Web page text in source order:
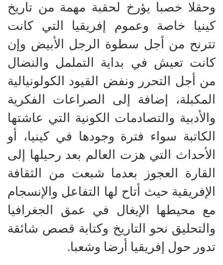
وحقلا خصبا يؤرخ لحقبة مهمة من تاريخ
كينيا خاصة وعموم إفريقيا التي كانت
تترنح من أجل سطوة الرجل الأبيض وإن
كانت تعيش في بداية التململ والنضال
من أجل التحرر ونفض القيود الكولونيالية
المكبلة، إضافة إلى الصراعات الفكرية
والأدبية والتصادمات الكونية التي عاشتها
الكاتبة سواء فترة وجودها في كينيا، أو
الأحداث التي هزت العالم بعد رحيلها إلى
القارة العجوز بعدما شبعت من الثقافة
الإفريقية حيث أتاح لها التفاعل والإنسجام
مع محيطها الإيغال في عمق الجغرافيا
والتحليق نحو التاريخ وكتابة قصص شائقة
تدور حول إفريقيا أرضا وشعبا.